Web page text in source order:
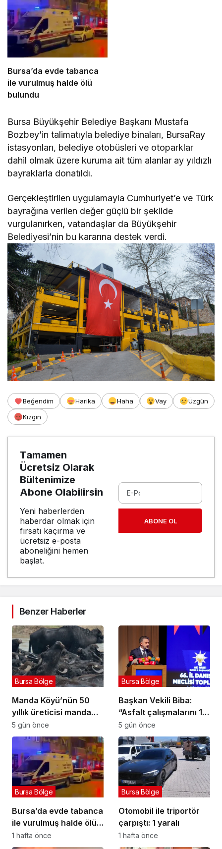
Bursa’da evde tabanca
ile vurulmuş halde ölü
bulundu
Bursa Büyükşehir Belediye Başkanı Mustafa
Bozbey’in talimatıyla belediye binaları, BursaRay
istasyonları, belediye otobüsleri ve otoparklar
dahil olmak üzere kuruma ait tüm alanlar ay yıldızlı
bayraklarla donatıldı.
Gerçekleştirilen uygulamayla Cumhuriyet’e ve Türk
bayrağına verilen değer güçlü bir şekilde
vurgulanırken, vatandaşlar da Büyükşehir
Belediyesi’nin bu kararına destek verdi.
Beğendim Harika Haha Vay
Üzgün
Kızgın
Tamamen
Ücretsiz Olarak
Bültenimize
Abone Olabilirsin
Yeni haberlerden
haberdar olmak için
fırsatı kaçırma ve
ücretsiz e-posta
aboneliğini hemen
başlat.
ABONE OL
Benzer Haberler
Manda Köyü’nün 50
yıllık üreticisi manda
sucuğu ve yoğurduyla
fark oluşturdu
Bursa Bölge
5 gün önce
Başkan Vekili Biba:
“Asfalt çalışmalarını 12
kat artırdık”
Bursa Bölge
5 gün önce
Bursa’da evde tabanca
ile vurulmuş halde ölü
bulundu
Bursa Bölge
1 hafta önce
Otomobil ile triportör
çarpıştı: 1 yaralı
Bursa Bölge
1 hafta önce